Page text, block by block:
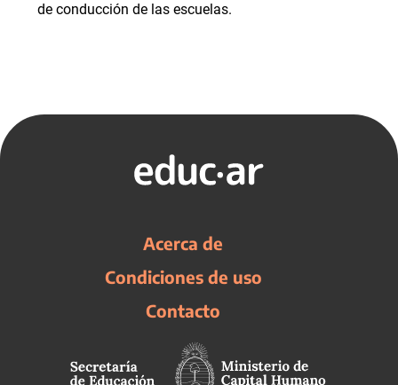
de conducción de las escuelas.
Acerca de
Condiciones de uso
Contacto